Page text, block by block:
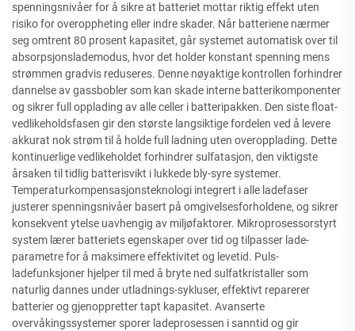
spenningsnivåer for å sikre at batteriet mottar riktig effekt uten
risiko for overoppheting eller indre skader. Når batteriene nærmer
seg omtrent 80 prosent kapasitet, går systemet automatisk over til
absorpsjonslademodus, hvor det holder konstant spenning mens
strømmen gradvis reduseres. Denne nøyaktige kontrollen forhindrer
dannelse av gassbobler som kan skade interne batterikomponenter
og sikrer full opplading av alle celler i batteripakken. Den siste float-
vedlikeholdsfasen gir den største langsiktige fordelen ved å levere
akkurat nok strøm til å holde full ladning uten overopplading. Dette
kontinuerlige vedlikeholdet forhindrer sulfatasjon, den viktigste
årsaken til tidlig batterisvikt i lukkede bly-syre systemer.
Temperaturkompensasjonsteknologi integrert i alle ladefaser
justerer spenningsnivåer basert på omgivelsesforholdene, og sikrer
konsekvent ytelse uavhengig av miljøfaktorer. Mikroprosessorstyrt
system lærer batteriets egenskaper over tid og tilpasser lade-
parametre for å maksimere effektivitet og levetid. Puls-
ladefunksjoner hjelper til med å bryte ned sulfatkristaller som
naturlig dannes under utladnings-sykluser, effektivt reparerer
batterier og gjenoppretter tapt kapasitet. Avanserte
overvåkingssystemer sporer ladeprosessen i sanntid og gir